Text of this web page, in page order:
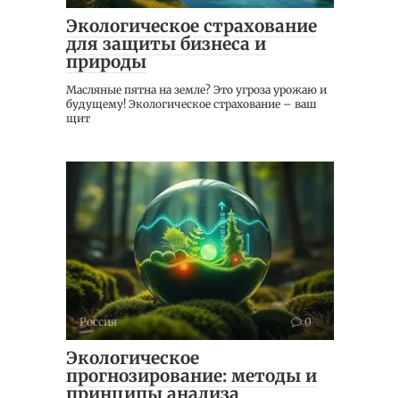
Экологическое страхование
для защиты бизнеса и
природы
Масляные пятна на земле? Это угроза урожаю и
будущему! Экологическое страхование – ваш
щит
Россия 0
Экологическое
прогнозирование: методы и
принципы анализа